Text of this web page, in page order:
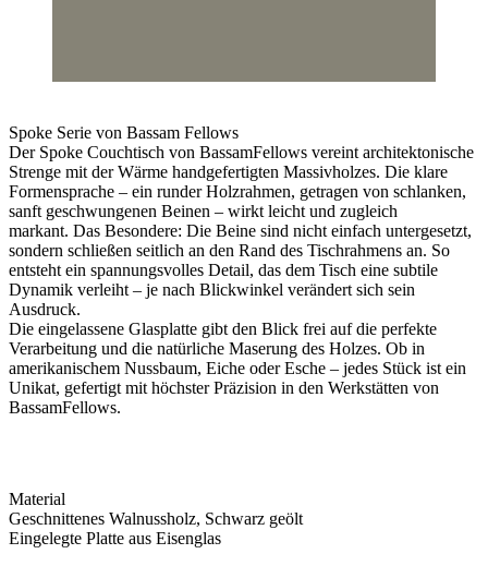
Spoke Serie von Bassam Fellows
Der Spoke Couchtisch von BassamFellows vereint architektonische
Strenge mit der Wärme handgefertigten Massivholzes. Die klare
Formensprache – ein runder Holzrahmen, getragen von schlanken,
sanft geschwungenen Beinen – wirkt leicht und zugleich
markant. Das Besondere: Die Beine sind nicht einfach untergesetzt,
sondern schließen seitlich an den Rand des Tischrahmens an. So
entsteht ein spannungsvolles Detail, das dem Tisch eine subtile
Dynamik verleiht – je nach Blickwinkel verändert sich sein
Ausdruck.
Die eingelassene Glasplatte gibt den Blick frei auf die perfekte
Verarbeitung und die natürliche Maserung des Holzes. Ob in
amerikanischem Nussbaum, Eiche oder Esche – jedes Stück ist ein
Unikat, gefertigt mit höchster Präzision in den Werkstätten von
BassamFellows.
Material
Geschnittenes Walnussholz, Schwarz geölt
Eingelegte Platte aus Eisenglas